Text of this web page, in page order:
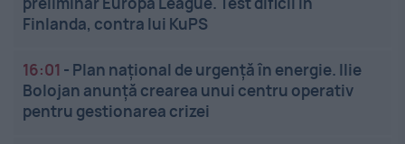
Finlanda, contra lui KuPS
16:01 - Plan național de urgență în energie. Ilie
Bolojan anunță crearea unui centru operativ
pentru gestionarea crizei